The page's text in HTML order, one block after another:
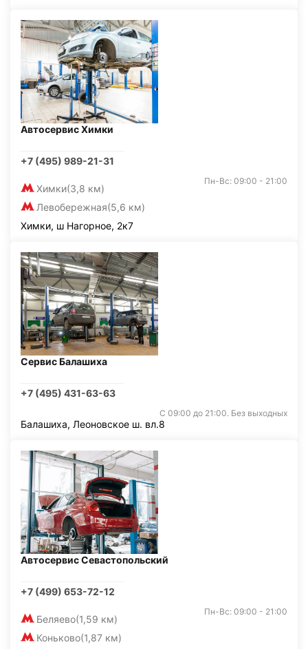
Автосервис Химки
+7 (495) 989-21-31
Химки(3,8 км)
Левобережная(5,6 км)
Пн-Вс: 09:00 - 21:00
Химки, ш Нагорное, 2к7
Сервис Балашиха
+7 (495) 431-63-63
С 09:00 до 21:00. Без выходных
Балашиха, Леоновское ш. вл.8
Автосервис Севастопольский
+7 (499) 653-72-12
Беляево(1,59 км)
Коньково(1,87 км)
Пн-Вс: 09:00 - 21:00